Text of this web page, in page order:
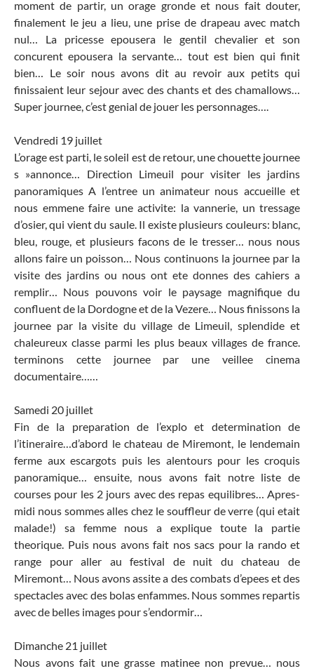
moment de partir, un orage gronde et nous fait douter,
finalement le jeu a lieu, une prise de drapeau avec match
nul… La pricesse epousera le gentil chevalier et son
concurent epousera la servante… tout est bien qui finit
bien… Le soir nous avons dit au revoir aux petits qui
finissaient leur sejour avec des chants et des chamallows…
Super journee, c’est genial de jouer les personnages….
Vendredi 19 juillet
L’orage est parti, le soleil est de retour, une chouette journee
s »annonce… Direction Limeuil pour visiter les jardins
panoramiques A l’entree un animateur nous accueille et
nous emmene faire une activite: la vannerie, un tressage
d’osier, qui vient du saule. Il existe plusieurs couleurs: blanc,
bleu, rouge, et plusieurs facons de le tresser… nous nous
allons faire un poisson… Nous continuons la journee par la
visite des jardins ou nous ont ete donnes des cahiers a
remplir… Nous pouvons voir le paysage magnifique du
confluent de la Dordogne et de la Vezere… Nous finissons la
journee par la visite du village de Limeuil, splendide et
chaleureux classe parmi les plus beaux villages de france.
terminons cette journee par une veillee cinema
documentaire……
Samedi 20 juillet
Fin de la preparation de l’explo et determination de
l’itineraire…d’abord le chateau de Miremont, le lendemain
ferme aux escargots puis les alentours pour les croquis
panoramique… ensuite, nous avons fait notre liste de
courses pour les 2 jours avec des repas equilibres… Apres-
midi nous sommes alles chez le souffleur de verre (qui etait
malade!) sa femme nous a explique toute la partie
theorique. Puis nous avons fait nos sacs pour la rando et
range pour aller au festival de nuit du chateau de
Miremont… Nous avons assite a des combats d’epees et des
spectacles avec des bolas enfammes. Nous sommes repartis
avec de belles images pour s’endormir…
Dimanche 21 juillet
Nous avons fait une grasse matinee non prevue… nous